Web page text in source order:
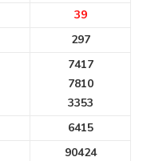
39
297
7417
7810
3353
6415
90424